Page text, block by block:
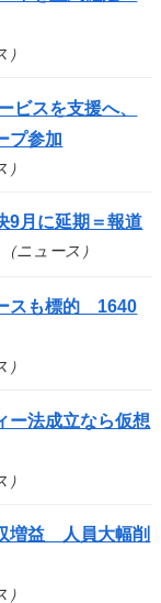
ビスを支援へ、
プ参加
9月に延期＝報道
ニュース）
スも標的 1640
ー法成立なら仮想
増益 人員大幅削